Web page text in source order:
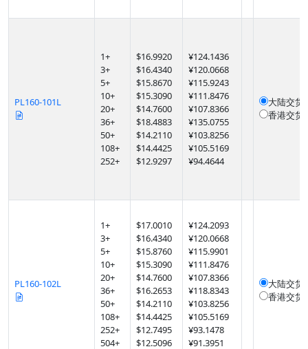
PL160-101L
1+
3+
5+
10+
20+
36+
50+
108+
252+
$16.9920
$16.4340
$15.8670
$15.3090
$14.7600
$18.4883
$14.2110
$14.4425
$12.9297
¥124.1436
¥120.0668
¥115.9243
¥111.8476
¥107.8366
¥135.0755
¥103.8256
¥105.5169
¥94.4644
大陆交货
香港交货
PL160-102L
1+
3+
5+
10+
20+
36+
50+
108+
252+
504+
$17.0010
$16.4340
$15.8760
$15.3090
$14.7600
$16.2653
$14.2110
$14.4425
$12.7495
$12.5096
¥124.2093
¥120.0668
¥115.9901
¥111.8476
¥107.8366
¥118.8343
¥103.8256
¥105.5169
¥93.1478
¥91.3951
大陆交货
香港交货